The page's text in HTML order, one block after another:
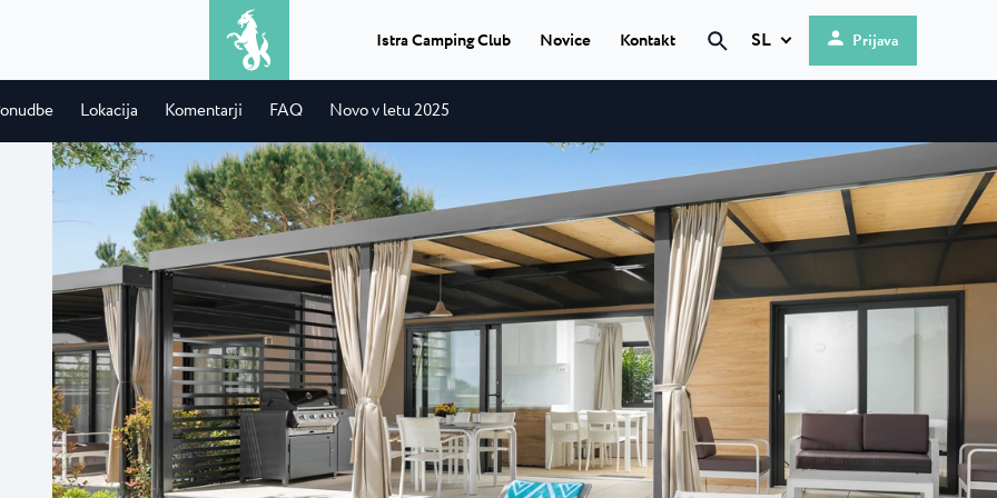
Classic camping Poreč
Camping Puntica
★ ★ ★ ★ Classic camping Umag
Camping Finida
bližini...
s 4 zvezdicami
Laguna
je moderno
Camping Park Umag
V bližini Umaga, ob sami obali, se
nahaja največji in ...
Camping Stella Maris
Stella Maris je sodoben kamp, ki se
nahaja v istoimenskem...
Camping Savudrija
Camping Savudrija je kamp s 4
zvezdicami v mirnem okolju...
Izleti
Kaj dobite, ko združite peko na žaru
in vožnjo z ladjo? Popoln dan...
Transferi
Če potrebujete transfer v Istri,
prevoz iz ali na letališče...
Info punktevi
Lahko izberete, načrtujete in uživate
v nepozabnem doživetju...
Istria Experience
Istra Camping Club Novice Kontakt SL
Italiano
Nederlands
Slovenščina
Prijava
Lokacija Komentarji FAQ Novo v letu 2025